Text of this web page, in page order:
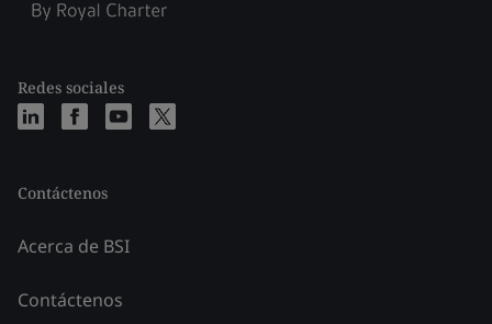
Redes sociales
Contáctenos
Acerca de BSI
Contáctenos